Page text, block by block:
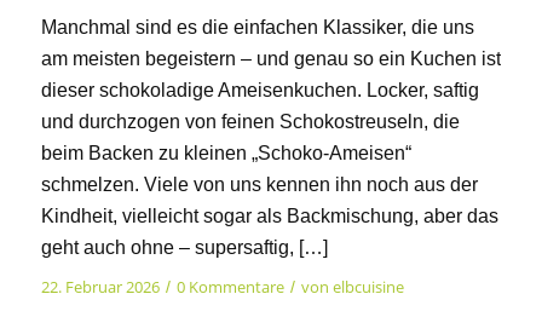
Manchmal sind es die einfachen Klassiker, die uns
am meisten begeistern – und genau so ein Kuchen ist
dieser schokoladige Ameisenkuchen. Locker, saftig
und durchzogen von feinen Schokostreuseln, die
beim Backen zu kleinen „Schoko-Ameisen“
schmelzen. Viele von uns kennen ihn noch aus der
Kindheit, vielleicht sogar als Backmischung, aber das
geht auch ohne – supersaftig, […]
22. Februar 2026 / 0 Kommentare / von elbcuisine